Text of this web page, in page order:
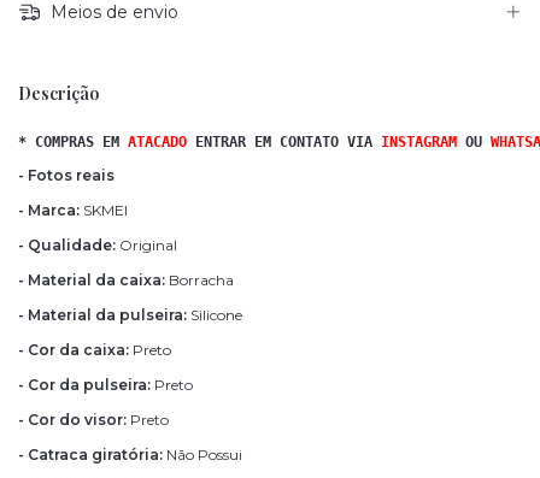
Meios de envio
Descrição
* COMPRAS EM ATACADO ENTRAR EM CONTATO VIA INSTAGRAM OU
- Fotos reais
- Marca: SKMEI
- Qualidade: Original
- Material da caixa: Borracha
- Material da pulseira: Silicone
- Cor da caixa: Preto
- Cor da pulseira: Preto
- Cor do visor: Preto
- Catraca giratória: Não Possui